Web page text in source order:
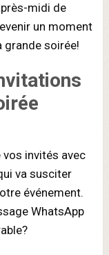
midi de
un moment
grande soirée!
invités avec
va susciter
événement.
WhatsApp